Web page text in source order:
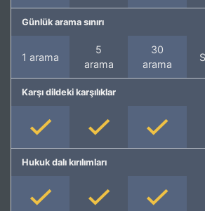
Günlük arama sınırı
1 arama
5
arama
30
arama
Karşı dildeki karşılıklar
Hukuk dalı kırılımları